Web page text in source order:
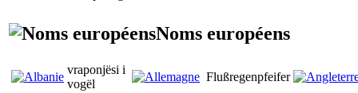
Noms européens
vraponjësi i
vogël
Flußregenpfeifer